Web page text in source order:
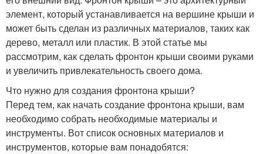
элемент, который устанавливается на вершине крыши и
может быть сделан из различных материалов, таких как
дерево, металл или пластик. В этой статье мы
рассмотрим, как сделать фронтон крыши своими руками
и увеличить привлекательность своего дома.
Что нужно для создания фронтона крыши?
Перед тем, как начать создание фронтона крыши, вам
необходимо собрать необходимые материалы и
инструменты. Вот список основных материалов и
инструментов, которые вам понадобятся: